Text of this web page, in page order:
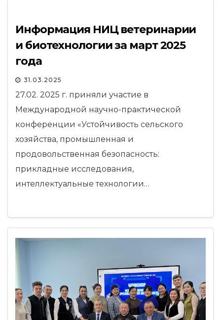
Информация НИЦ ветеринарии
и биотехнологии за март 2025
года
31.03.2025
27.02. 2025 г. приняли участие в
Международной научно-практической
конференции «Устойчивость сельского
хозяйства, промышленная и
продовольственная безопасность:
прикладные исследования,
интеллектуальные технологии…